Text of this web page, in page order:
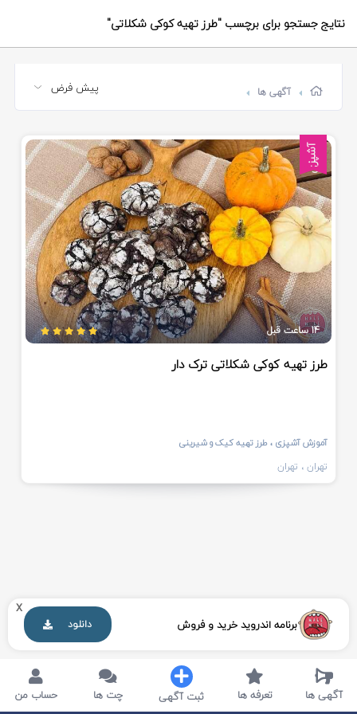
نتایج جستجو برای برچسب "طرز تهیه کوکی شکلاتی"
آگهی ها
آشپزی
14 ساعت قبل
طرز تهیه کوکی شکلاتی ترک دار
آموزش آشپزی ، طرز تهیه کیک و شیرینی
تهران، تهران
x
برنامه اندروید خرید و فروش دانلود
آگهی ها تعرفه ها ثبت آگهی چت ها حساب من